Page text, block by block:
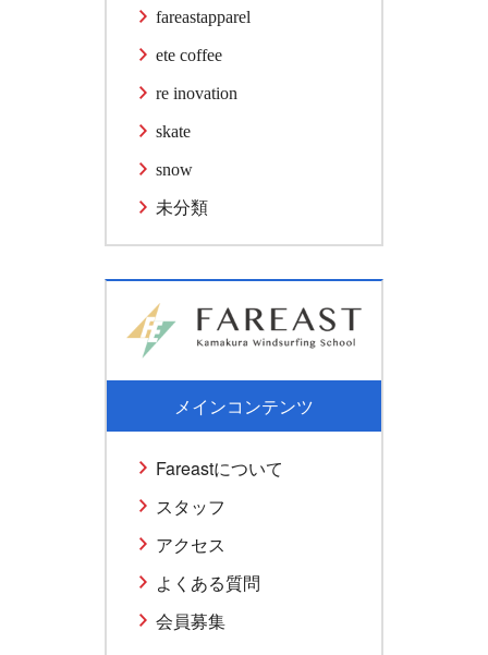
fareastapparel
ete coffee
re inovation
skate
snow
未分類
メインコンテンツ
Fareastについて
スタッフ
アクセス
よくある質問
会員募集